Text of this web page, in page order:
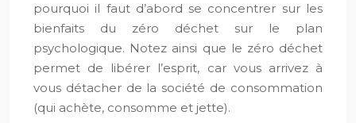
pourquoi il faut d’abord se concentrer sur les
bienfaits du zéro déchet sur le plan
psychologique. Notez ainsi que le zéro déchet
permet de libérer l’esprit, car vous arrivez à
vous détacher de la société de consommation
(qui achète, consomme et jette).